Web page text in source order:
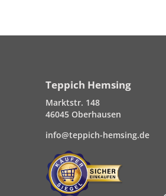
Teppich Hemsing
Marktstr. 148
46045 Oberhausen
info@teppich-hemsing.de